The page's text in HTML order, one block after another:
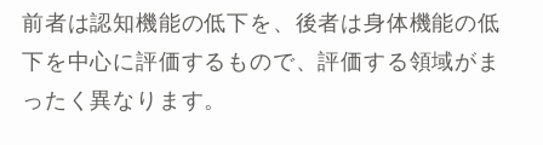
前者は認知機能の低下を、後者は身体機能の低
下を中心に評価するもので、評価する領域がま
ったく異なります。